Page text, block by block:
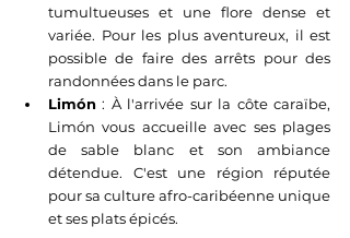
tumultueuses et une flore dense et
variée. Pour les plus aventureux, il est
possible de faire des arrêts pour des
randonnées dans le parc.
Limón : À l'arrivée sur la côte caraïbe,
Limón vous accueille avec ses plages
de sable blanc et son ambiance
détendue. C'est une région réputée
pour sa culture afro-caribéenne unique
et ses plats épicés.